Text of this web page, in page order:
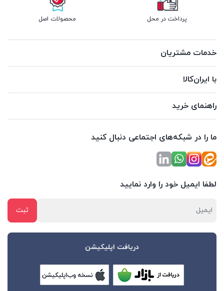
پرداخت در محل محصولات اصل
خدمات مشتریان
با ایران‌کالا
راهنمای خرید
ما را در شبکه‌های اجتماعی دنبال کنید
لطفا ایمیل خود را وارد نمایید
دریافت اپلیکیشن